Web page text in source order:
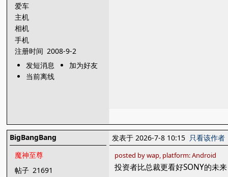
爱车
主机
相机
手机
注册时间 2008-9-2
发短消息
加为好友
当前离线
BigBangBang
魔神至尊
帖子 21691
发表于 2026-7-8 10:15 只看该作者
posted by wap, platform: Android
投资者比总裁更看好SONY的未来